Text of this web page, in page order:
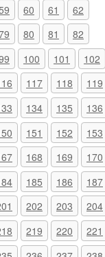
60 61
62
80 81
82
100 101
102
117 118
119
134 135
136
151 152
153
168 169
170
185 186
187
202 203
204
219 220
221